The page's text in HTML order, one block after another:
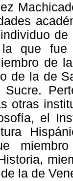
que fue
de
de la de
otras
el
la de